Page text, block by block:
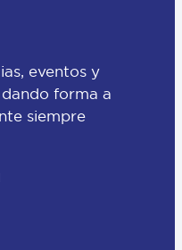
eventos y
forma a
siempre